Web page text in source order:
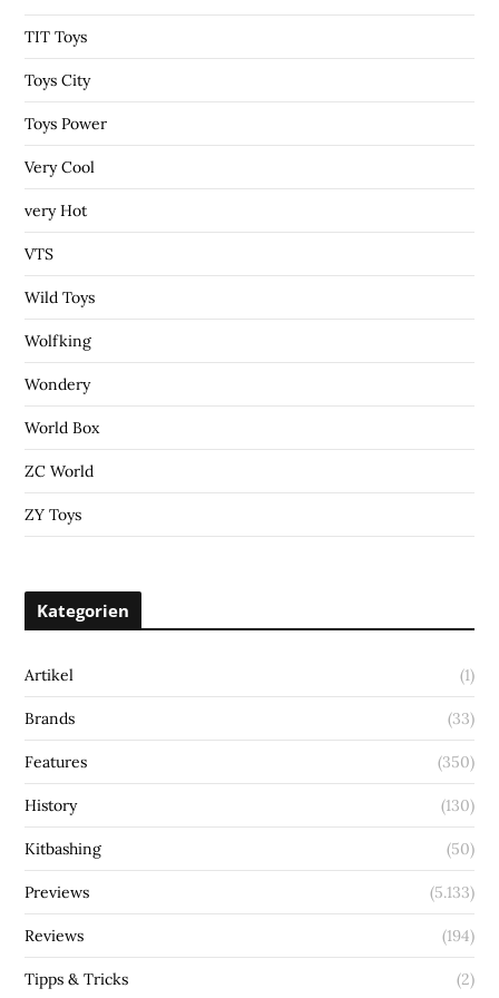
TIT Toys
Toys City
Toys Power
Very Cool
very Hot
VTS
Wild Toys
Wolfking
Wondery
World Box
ZC World
ZY Toys
Kategorien
Artikel (1)
Brands (33)
Features (350)
History (130)
Kitbashing (50)
Previews (5.133)
Reviews (194)
Tipps & Tricks (2)